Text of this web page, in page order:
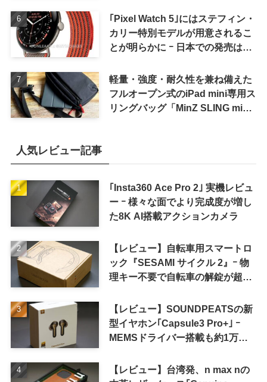
｢Pixel Watch 5｣にはステフィン・
カリー特別モデルが用意されるこ
とが明らかに ｰ 日本での発売は期
軽量・強度・耐久性を兼ね備えた
フルオープン式のiPad mini専用ス
リングバッグ「MinZ SLING mini
人気レビュー記事
｢Insta360 Ace Pro 2｣ 実機レビュ
ー ｰ 様々な面でより完成度が増し
た8K AI搭載アクションカメラ
【レビュー】自転車用スマートロ
ック『SESAMI サイクル 2』ｰ 物
理キー不要で自転車の解錠が超簡
【レビュー】SOUNDPEATSの新
型イヤホン｢Capsule3 Pro+｣ ｰ
MEMSドライバー搭載も約1万円
【レビュー】台湾発、n max nの